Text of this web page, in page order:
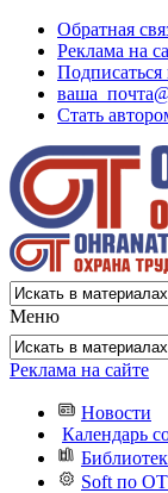
Обратная
Реклама на
Подписаться
Стать
Меню
Реклама на сайте
Новости
Календарь
Soft по